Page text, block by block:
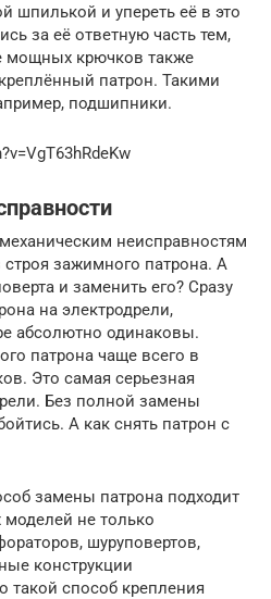
шпилькой и упереть её в это
за её ответную часть тем,
мощных крючков также
патрон. Такими
подшипники.
неисправностям
зажимного патрона. А
и заменить его? Сразу
на электродрели,
абсолютно одинаковы.
патрона чаще всего в
Это самая серьезная
Без полной замены
А как снять патрон с
замены патрона подходит
не только
шуруповертов,
конструкции
такой способ крепления